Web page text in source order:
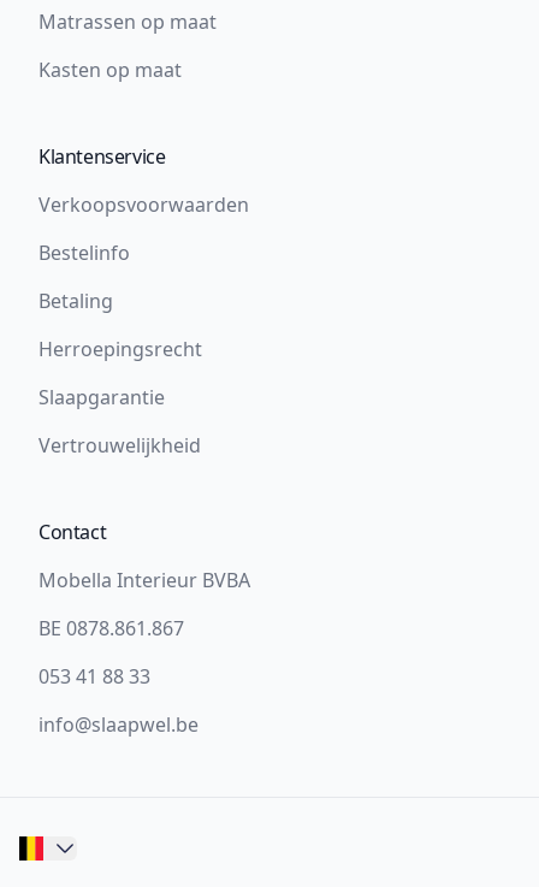
Matrassen op maat
Kasten op maat
Klantenservice
Verkoopsvoorwaarden
Bestelinfo
Betaling
Herroepingsrecht
Slaapgarantie
Vertrouwelijkheid
Contact
Mobella Interieur BVBA
BE 0878.861.867
053 41 88 33
info@slaapwel.be